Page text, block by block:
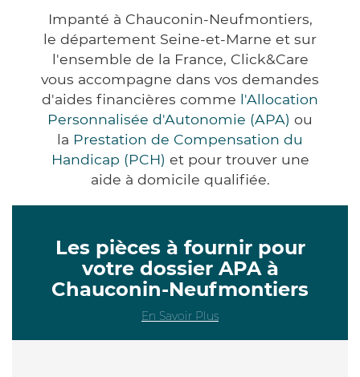
Impanté à Chauconin-Neufmontiers,
le département Seine-et-Marne et sur
l'ensemble de la France, Click&Care
vous accompagne dans vos demandes
d'aides financières comme l'Allocation
Personnalisée d'Autonomie (APA) ou
la Prestation de Compensation du
Handicap (PCH) et pour trouver une
aide à domicile qualifiée.
Les pièces à fournir pour
votre dossier APA à
Chauconin-Neufmontiers
En Savoir Plus